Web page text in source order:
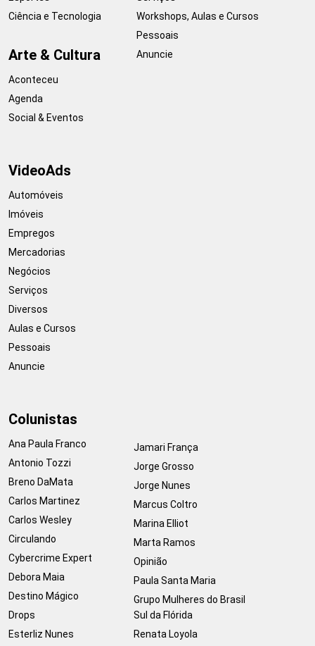
Ciência e Tecnologia
Arte & Cultura
Aconteceu
Agenda
Social & Eventos
Workshops, Aulas e Cursos
Pessoais
Anuncie
VideoAds
Automóveis
Imóveis
Empregos
Mercadorias
Negócios
Serviços
Diversos
Aulas e Cursos
Pessoais
Anuncie
Colunistas
Ana Paula Franco
Antonio Tozzi
Breno DaMata
Carlos Martinez
Carlos Wesley
Circulando
Cybercrime Expert
Debora Maia
Destino Mágico
Drops
Esterliz Nunes
Jamari França
Jorge Grosso
Jorge Nunes
Marcus Coltro
Marina Elliot
Marta Ramos
Opinião
Paula Santa Maria
Grupo Mulheres do Brasil
Sul da Flórida
Renata Loyola